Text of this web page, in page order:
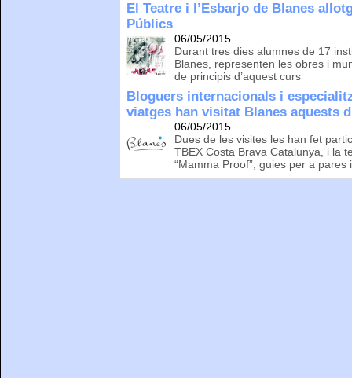
El Teatre i l’Esbarjo de Blanes
Públics
06/05/2015
Durant tres dies alumnes de 17
Blanes, representen les obres i
de principis d’aquest curs
Bloguers internacionals i
viatges han visitat Blanes aquests
06/05/2015
Dues de les visites les han fet
TBEX Costa Brava Catalunya, i la
“Mamma Proof”, guies per a pares